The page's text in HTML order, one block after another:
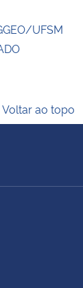
UFSM
Voltar ao topo